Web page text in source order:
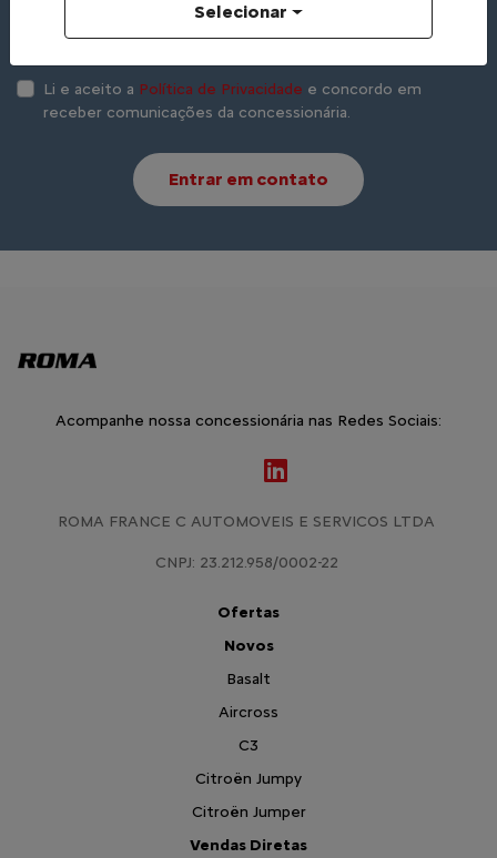
Preferência de contato:
Whatsapp Telefone Email
Li e aceito a Política de Privacidade e concordo em
receber comunicações da concessionária.
Entrar em contato
Acompanhe nossa concessionária nas Redes Sociais:
ROMA FRANCE C AUTOMOVEIS E SERVICOS LTDA
CNPJ: 23.212.958/0002-22
Ofertas
Novos
Basalt
Aircross
C3
Citroën Jumpy
Citroën Jumper
Vendas Diretas
Selecionar